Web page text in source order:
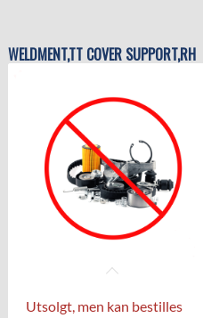
WELDMENT,TT COVER SUPPORT,RH
Utsolgt, men kan bestilles